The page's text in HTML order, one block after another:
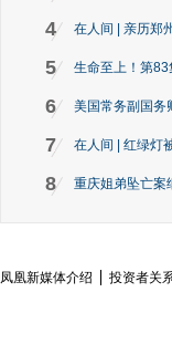
4 在人间 | 亲历郑
5 生命至上！第
6 美国常务副国务
7 在人间 | 红绿灯
8 重庆姐弟坠亡案
凤凰新媒体介绍 投资者关